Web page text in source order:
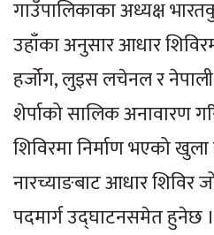
गाउँपालिकाका अध्यक्ष
उहाँका अनुसार आधार
हर्जोग, लुइस लचेनल र
शेर्पाको सालिक अनावारण
शिविरमा निर्माण भएको
नारच्याङबाट आधार शिविर
पदमार्ग उद्घाटनसमेत हुनेछ ।